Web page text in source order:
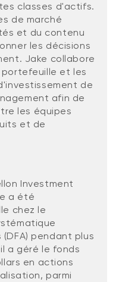
classes d'actifs.
de marché
et du contenu
les décisions
Jake collabore
et les
de
afin de
les équipes
et de
Investment
a été
chez le
(DFA) pendant plus
a géré le fonds
en actions
parmi